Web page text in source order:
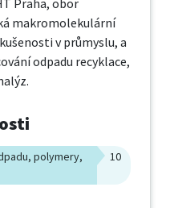
Praha, obor
makromolekulární
v průmyslu, a
odpadu recyklace,
polymery,
10